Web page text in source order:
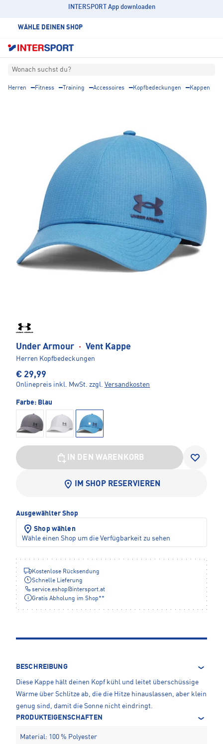
INTERSPORT App downloaden
WÄHLE DEINEN SHOP
Wonach suchst du?
Herren Fitness Training Accessoires Kopfbedeckungen Kappen
Under Armour · Vent Kappe
Herren Kopfbedeckungen
€ 29,99
Onlinepreis inkl. MwSt. zzgl. Versandkosten
Farbe: Blau
IN DEN WARENKORB
IM SHOP RESERVIEREN
Ausgewählter Shop
Shop wählen
Wähle einen Shop um die Verfügbarkeit zu sehen
Kostenlose Rücksendung
Schnelle Lieferung
service.eshop@intersport.at
Gratis Abholung im Shop**
BESCHREIBUNG
Diese Kappe hält deinen Kopf kühl und leitet überschüssige
Wärme über Schlitze ab, die die Hitze hinauslassen, aber klein
genug sind, damit die Sonne nicht eindringt.
PRODUKTEIGENSCHAFTEN
Material: 100 % Polyester